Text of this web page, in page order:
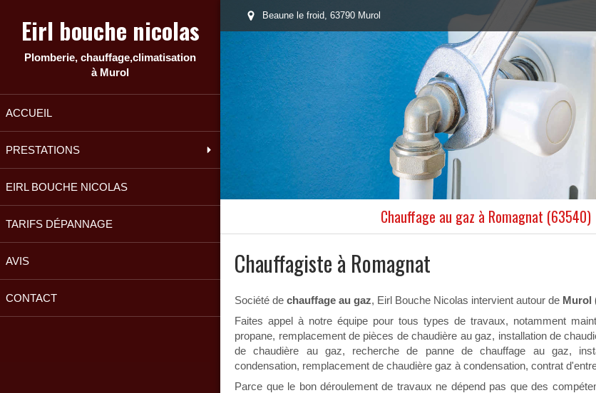
Eirl bouche nicolas
Plomberie, chauffage,climatisation
à Murol
ACCUEIL
PRESTATIONS
EIRL BOUCHE NICOLAS
TARIFS DÉPANNAGE
AVIS
CONTACT
Beaune le froid, 63790 Murol
Chauffage au gaz à Romagnat (63540)
Chauffagiste à Romagnat
Société dechauffage au gaz, Eirl Bouche Nicolas intervient autour de Murol
Faites appel à notre équipe pour tous types de travaux, notamment
propane, remplacement de pièces de chaudière au gaz, installation de
de chaudière au gaz, recherche de panne de chauffage au gaz,
condensation, remplacement de chaudière gaz à condensation, contrat
Parce que le bon déroulement de travaux ne dépend pas que des